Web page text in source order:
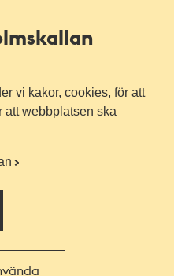
vi kakor, cookies, för att
att webbplatsen ska